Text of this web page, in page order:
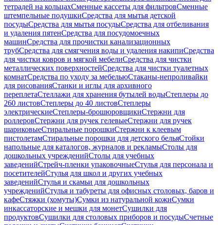
тетрадей на кольцахСменные кассеты для фильтровСменные
штемпельные подушкиСредства для мытья детской
посудыСредства для мытья посудыСредства для отбеливания
и удаления пятенСредства для посудомоечных
машинСредства для прочистки канализационных
трубСредства для смягчения воды и удаления накипиСредства
для чистки ковров и мягкой мебелиСредства для чистки
металлических поверхностейСредства для чистки туалетных
комнатСредства по уходу за мебельюСтаканы-непроливайки
для рисованияСтанки и иглы для архивного
переплетаСтеллажи для хранения бутылей водыСтеплеры до
260 листовСтеплеры до 40 листовСтеплеры
электрическиеСтеплеры-брошюровщикиСтержни для
роллеровСтержни для ручек гелевыеСтержни для ручек
шариковыеСтиральные порошкиСтержни к клеевым
пистолетамСтиральные порошки для детского бельяСтойки
напольные для каталогов, журналов и рекламыСтолы для
дошкольных учрежденийСтолы для учебных
заведенийСтрейч-пленки упаковочныеСтулья для персонала и
посетителейСтулья для школ и других учебных
заведенийСтулья и скамьи для дошкольных
учрежденийСтулья и табуреты для офисных столовых, баров и
кафеСтяжки (хомуты)Сумки из натуральной кожиСумки
инкассаторские и мешки для монетСушилки для
продуктовСушилки для столовых приборов и посудыСчетные